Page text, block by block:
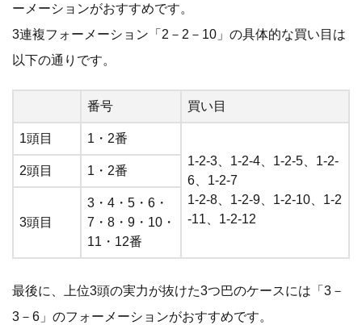
ーメーションがおすすめです。
3連複フォーメーション「2－2－10」の具体的な買い目は
以下の通りです。
番号 買い目
1頭目
1・2番
1-2-3、1-2-4、1-2-5、1-2-
6、1-2-7
1-2-8、1-2-9、1-2-10、1-2
-11、1-2-12
2頭目 1・2番
3頭目
3・4・5・6・
7・8・9・10・
11・12番
最後に、上位3頭の実力が抜けた3つ巴のケースには「3－
3－6」のフォーメーションがおすすめです。